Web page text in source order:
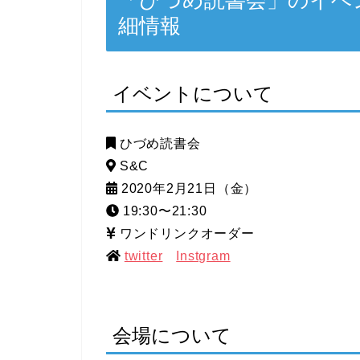
細情報
イベントについて
ひづめ読書会
S&C
2020年2月21日（金）
19:30〜21:30
ワンドリンクオーダー
twitter
Instgram
会場について